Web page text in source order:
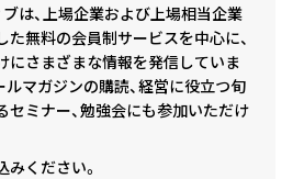
は、上場企業および上場相当企業
無料の会員制サービスを中心に、
にさまざまな情報を発信していま
マガジンの購読、経営に役立つ旬
セミナー、勉強会にも参加いただけ
ください。